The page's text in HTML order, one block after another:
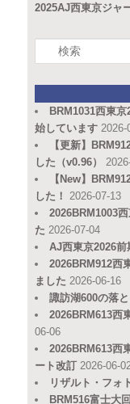
2025AJ西東京ジャ
BRM1031西東
始しています 2026-
【更新】
した（v0.96）
【New】
した！ 2026-07-13
2026BRM1003
た 2026-07-04
AJ西東京2026
2026BRM912西
ました 2026-06-16
諏訪湖600の落
2026BRM613西
06-06
2026BRM613西
ート改訂 2026-06-
リザルト・フォ
BRM516富士大